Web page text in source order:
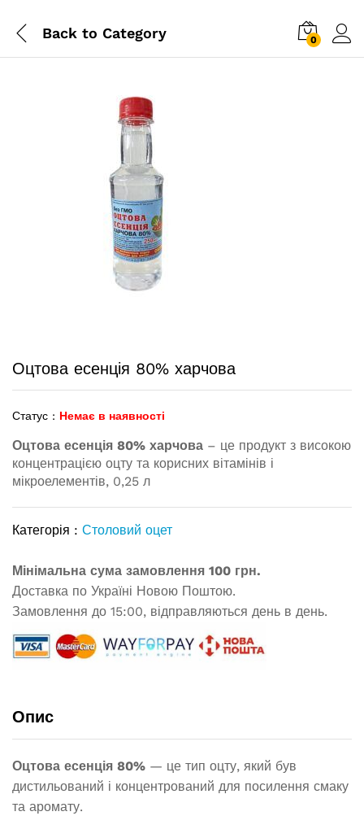
Back to Category 0
Оцтова есенція 80% харчова
Статус : Немає в наявності
Оцтова есенція 80% харчова – це продукт з високою
концентрацією оцту та корисних вітамінів і
мікроелементів, 0,25 л
Категорія : Столовий оцет
Мінімальна сума замовлення 100 грн.
Доставка по Україні Новою Поштою.
Замовлення до 15:00, відправляються день в день.
Опис
Оцтова есенція 80% — це тип оцту, який був
дистильований і концентрований для посилення смаку
та аромату.